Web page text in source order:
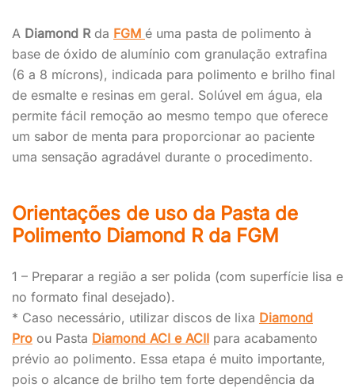
A Diamond Rda FGM é uma pasta de polimento à
base de óxido de alumínio com granulação extrafina
(6 a 8 mícrons), indicada para polimento e brilho final
de esmalte e resinas em geral. Solúvel em água, ela
permite fácil remoção ao mesmo tempo que oferece
um sabor de menta para proporcionar ao paciente
uma sensação agradável durante o procedimento.
Orientações de uso da Pasta de
Polimento Diamond R da FGM
1 – Preparar a região a ser polida (com superfície lisa e
no formato final desejado).
* Caso necessário, utilizar discos de lixa Diamond
Pro ou Pasta Diamond ACI e ACII para acabamento
prévio ao polimento. Essa etapa é muito importante,
pois o alcance de brilho tem forte dependência da